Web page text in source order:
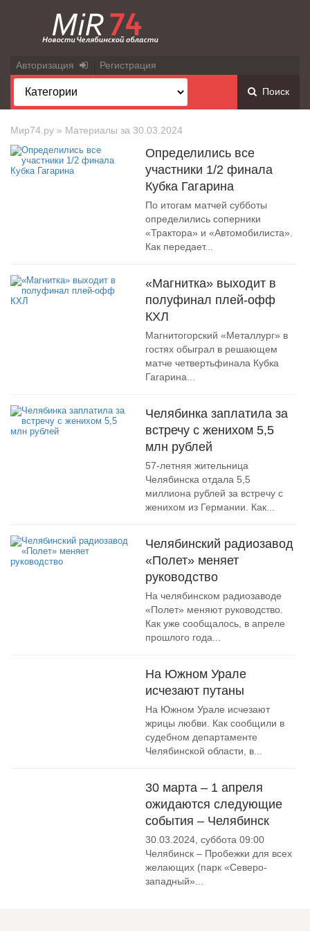
Авторизация Регистрация
Поиск
Мир74.ру » Материалы за 30.03.2024
Определились все
участники 1/2 финала
Кубка Гагарина
По итогам матчей субботы
определились соперники
«Трактора» и «Автомобилиста».
Как передает...
«Магнитка» выходит в
полуфинал плей-офф
КХЛ
Магнитогорский «Металлург» в
гостях обыграл в решающем
матче четвертьфинала Кубка
Гагарина...
Челябинка заплатила за
встречу с женихом 5,5
млн рублей
57-летняя жительница
Челябинска отдала 5,5
миллиона рублей за встречу с
женихом из Германии. Как...
Челябинский радиозавод
«Полет» меняет
руководство
На челябинском радиозаводе
«Полет» меняют руководство.
Как уже сообщалось, в апреле
прошлого года...
На Южном Урале
исчезают путаны
На Южном Урале исчезают
жрицы любви. Как сообщили в
судебном департаменте
Челябинской области, в...
30 марта – 1 апреля
ожидаются следующие
события – Челябинск
30.03.2024, суббота 09:00
Челябинск – Пробежки для всех
желающих (парк «Северо-
западный»...